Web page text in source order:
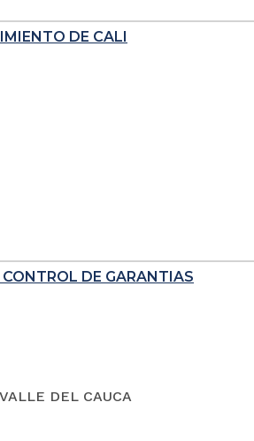
DE CALI
DE GARANTIAS
DEL CAUCA